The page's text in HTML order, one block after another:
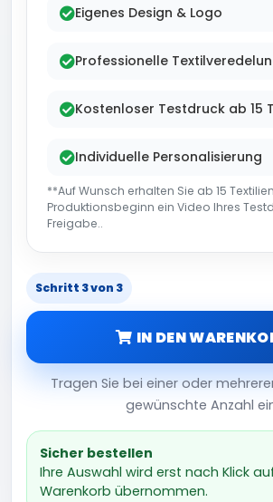
Eigenes Design & Logo
Professionelle
Kostenloser Testdruck ab 15
Individuelle Personalisierung
**Auf Wunsch erhalten Sie ab 15
Produktionsbeginn ein Video Ihres
Freigabe..
Schritt 3 von 3
IN DEN
Tragen Sie bei einer oder
gewünschte Anzahl
Sicher bestellen
Ihre Auswahl wird erst nach Klick
Warenkorb übernommen.